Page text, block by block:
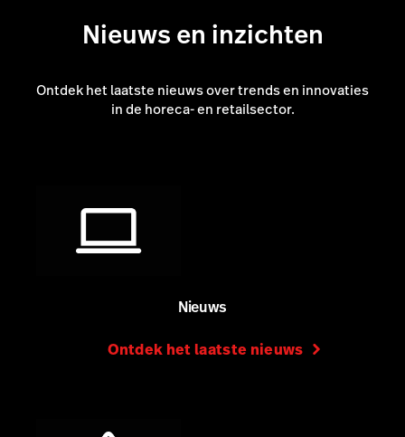
Lees hun verhalen
Nieuws en inzichten
Ontdek het laatste nieuws over trends en innovaties
in de horeca- en retailsector.
Nieuws
Ontdek het laatste nieuws